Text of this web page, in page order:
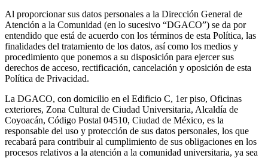
Al proporcionar sus datos personales a la Dirección General de
Atención a la Comunidad (en lo sucesivo “DGACO”) se da por
entendido que está de acuerdo con los términos de esta Política, las
finalidades del tratamiento de los datos, así como los medios y
procedimiento que ponemos a su disposición para ejercer sus
derechos de acceso, rectificación, cancelación y oposición de esta
Política de Privacidad.
La DGACO, con domicilio en el Edificio C, 1er piso, Oficinas
exteriores, Zona Cultural de Ciudad Universitaria, Alcaldía de
Coyoacán, Código Postal 04510, Ciudad de México, es la
responsable del uso y protección de sus datos personales, los que
recabará para contribuir al cumplimiento de sus obligaciones en los
procesos relativos a la atención a la comunidad universitaria, ya sea